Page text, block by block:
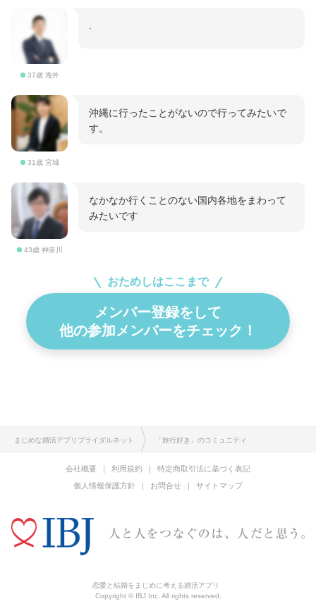
37歳 海外
31歳 宮城
沖縄に行ったことがないので行ってみたいで
す。
43歳 神奈川
なかなか行くことのない国内各地をまわって
みたいです
おためしはここまで
メンバー登録をして
他の参加メンバーをチェック！
まじめな婚活アプリブライダルネット 「旅行好き」のコミュニティ
会社概要 利用規約
特定商取引法に基づく表記
個人情報保護方針
お問合せ サイトマップ
恋愛と結婚をまじめに考える婚活アプリ
Copyright © IBJ Inc. All rights reserved.